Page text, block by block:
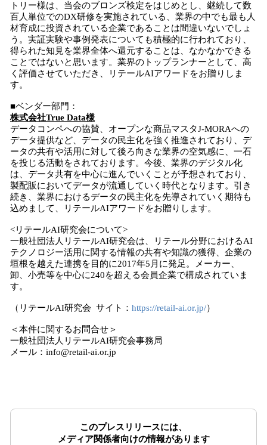
トリー様は、当会のブロンズ検定をはじめとし、継続して数
百人単位でのDX研修を実施されている、業界の中でも最も人
材育成に投資されている企業であることは間違いないでしょ
う。実証実験や事例発表についても積極的に行われており、
得られた知見を業界全体へ還元することは、なかなかできる
ことではないと思います。業界のトップランナーとして、高
く評価させていただき、リテールAIアワードをお贈りしま
す。
■ベンダー部門：
株式会社True Data様
データコンペへの協賛、オープンな商品マスタJ-MORAへの
データ提供など、データの民主化を強く推進されており、デ
ータの共有や活用に対して後ろ向きな業界の空気感に、一石
を投じる活動をされております。今後、業界のデジタル化
は、データ共有を中心に進んでいくことが予想されており、
製配販においてデータが流通していく時代となります。引き
続き、業界におけるデータの民主化を先導されていく期待も
込めまして、リテールAIアワードをお贈りします。
<リテールAI研究会について>
一般社団法人リテールAI研究会は、リテール分野におけるAI
テクノロジー活用に関する情報の共有や知識の獲得、企業の
垣根を越えた連携を目的に2017年5月に発足。メーカー、
卸、小売等を中心に240を超える会員企業で構成されていま
す。
（リテールAI研究会 サイト： https://retail-ai.or.jp/）
＜本件に関するお問合せ＞
一般社団法人リテールAI研究会事務局
メール：info@retail-ai.or.jp
このプレスリリースには、
メディア関係者向けの情報があります